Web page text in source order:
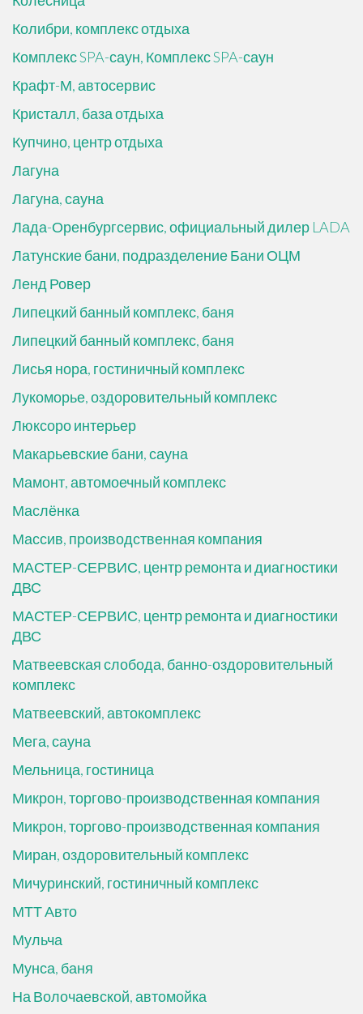
Колибри, комплекс отдыха
Комплекс SPA-саун, Комплекс SPA-саун
Крафт-М, автосервис
Кристалл, база отдыха
Купчино, центр отдыха
Лагуна
Лагуна, сауна
Лада-Оренбургсервис, официальный дилер LADA
Латунские бани, подразделение Бани ОЦМ
Ленд Ровер
Липецкий банный комплекс, баня
Липецкий банный комплекс, баня
Лисья нора, гостиничный комплекс
Лукоморье, оздоровительный комплекс
Люксоро интерьер
Макарьевские бани, сауна
Мамонт, автомоечный комплекс
Маслёнка
Массив, производственная компания
МАСТЕР-СЕРВИС, центр ремонта и диагностики
ДВС
МАСТЕР-СЕРВИС, центр ремонта и диагностики
ДВС
Матвеевская слобода, банно-оздоровительный
комплекс
Матвеевский, автокомплекс
Мега, сауна
Мельница, гостиница
Микрон, торгово-производственная компания
Микрон, торгово-производственная компания
Миран, оздоровительный комплекс
Мичуринский, гостиничный комплекс
МТТ Авто
Мульча
Мунса, баня
На Волочаевской, автомойка